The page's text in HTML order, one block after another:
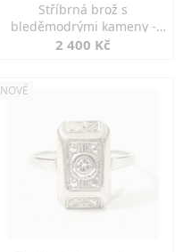
Stříbrná brož s
bleděmodrými kameny -
jemná elegance
2 400 Kč
NOVÉ